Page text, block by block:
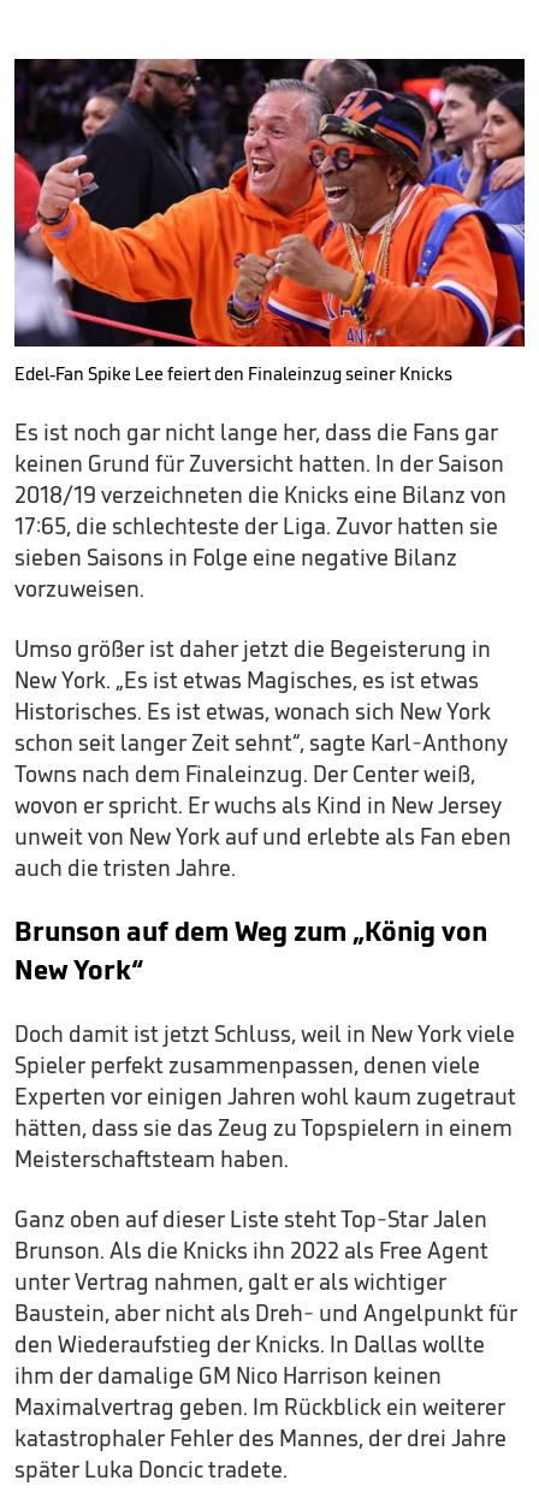
Edel-Fan Spike Lee feiert den Finaleinzug seiner Knicks
Es ist noch gar nicht lange her, dass die Fans gar
keinen Grund für Zuversicht hatten. In der Saison
2018/19 verzeichneten die Knicks eine Bilanz von
17:65, die schlechteste der Liga. Zuvor hatten sie
sieben Saisons in Folge eine negative Bilanz
vorzuweisen.
Umso größer ist daher jetzt die Begeisterung in
New York. „Es ist etwas Magisches, es ist etwas
Historisches. Es ist etwas, wonach sich New York
schon seit langer Zeit sehnt“, sagte Karl-Anthony
Towns nach dem Finaleinzug. Der Center weiß,
wovon er spricht. Er wuchs als Kind in New Jersey
unweit von New York auf und erlebte als Fan eben
auch die tristen Jahre.
Brunson auf dem Weg zum „König von
New York“
Doch damit ist jetzt Schluss, weil in New York viele
Spieler perfekt zusammenpassen, denen viele
Experten vor einigen Jahren wohl kaum zugetraut
hätten, dass sie das Zeug zu Topspielern in einem
Meisterschaftsteam haben.
Ganz oben auf dieser Liste steht Top-Star Jalen
Brunson. Als die Knicks ihn 2022 als Free Agent
unter Vertrag nahmen, galt er als wichtiger
Baustein, aber nicht als Dreh- und Angelpunkt für
den Wiederaufstieg der Knicks. In Dallas wollte
ihm der damalige GM Nico Harrison keinen
Maximalvertrag geben. Im Rückblick ein weiterer
katastrophaler Fehler des Mannes, der drei Jahre
später Luka Doncic tradete.